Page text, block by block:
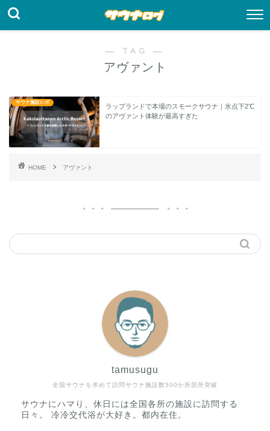
― TAG ―
アヴァント
サウナ施設レポ
ラップランドで本場のスモークサウナ｜氷点下2℃
のアヴァント体験が最高すぎた
HOME アヴァント
全国サウナを求めて訪問サウナ施設数500か所箇所突破
tamusugu
サウナにハマり、休日には全国各所の施設に訪問する
日々。 冷冷交代浴が大好き。都内在住。